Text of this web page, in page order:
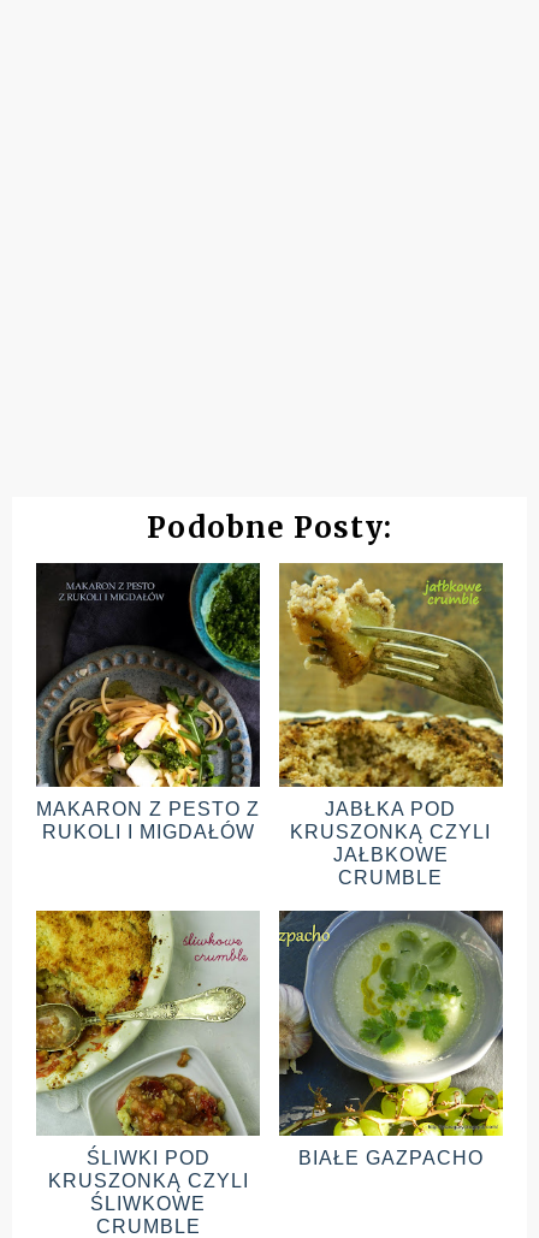
Podobne Posty:
MAKARON Z PESTO Z
RUKOLI I MIGDAŁÓW
JABŁKA POD
KRUSZONKĄ CZYLI
JAŁBKOWE
CRUMBLE
ŚLIWKI POD
KRUSZONKĄ CZYLI
ŚLIWKOWE
CRUMBLE
BIAŁE GAZPACHO